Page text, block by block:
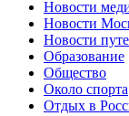
Новости
Новости
Новости
Образование
Общество
Около спорта
Отдых в